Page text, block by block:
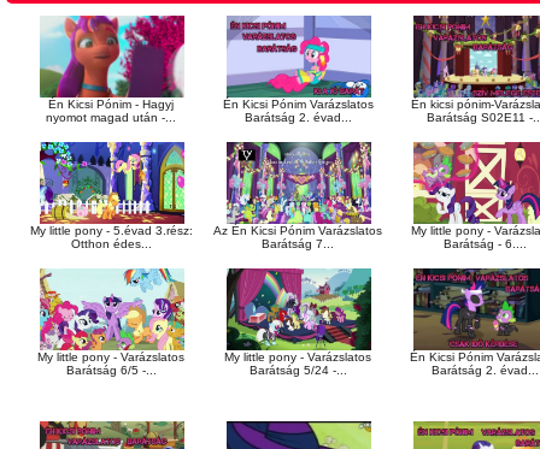
Én Kicsi Pónim - Hagyj
nyomot magad után -...
Én Kicsi Pónim Varázslatos
Barátság 2. évad...
Én kicsi pónim-
Barátság S02E11 -
My little pony - 5.évad 3.rész:
Otthon édes...
Az Én Kicsi Pónim Varázslatos
Barátság 7...
My little pony -
Barátság - 6....
My little pony - Varázslatos
Barátság 6/5 -...
My little pony - Varázslatos
Barátság 5/24 -...
Én Kicsi Pónim
Barátság 2. évad...